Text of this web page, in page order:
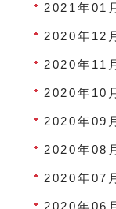
2021年01
2020年12
2020年11
2020年10
2020年09
2020年08
2020年07
2020年06